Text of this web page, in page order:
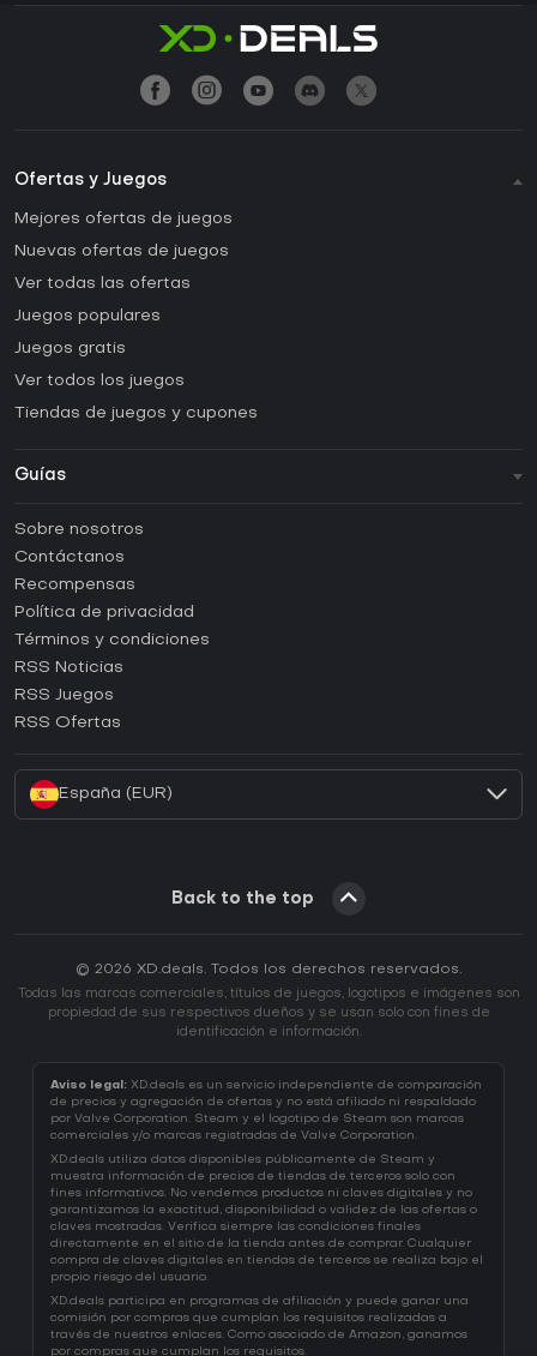
Ofertas y Juegos
Mejores ofertas de juegos
Nuevas ofertas de juegos
Ver todas las ofertas
Juegos populares
Juegos gratis
Ver todos los juegos
Tiendas de juegos y cupones
Guías
Guías y tutoriales
¿Cómo activar una CD Key de Steam?
¿Cómo activar una CD Key de Epic Games?
¿Cómo activar una CD Key de GOG?
¿Cómo activar una CD Key de Ubisoft Connect?
Sobre nosotros
Contáctanos
Recompensas
Política de privacidad
Términos y condiciones
RSS Noticias
RSS Juegos
RSS Ofertas
España (EUR)
Back to the top
© 2026 XD.deals. Todos los derechos reservados.
Todas las marcas comerciales, títulos de juegos, logotipos e imágenes son
propiedad de sus respectivos dueños y se usan solo con fines de
identificación e información.
Aviso legal: XD.deals es un servicio independiente de comparación
de precios y agregación de ofertas y no está afiliado ni respaldado
por Valve Corporation. Steam y el logotipo de Steam son marcas
comerciales y/o marcas registradas de Valve Corporation.
XD.deals utiliza datos disponibles públicamente de Steam y
muestra información de precios de tiendas de terceros solo con
fines informativos. No vendemos productos ni claves digitales y no
garantizamos la exactitud, disponibilidad o validez de las ofertas o
claves mostradas. Verifica siempre las condiciones finales
directamente en el sitio de la tienda antes de comprar. Cualquier
compra de claves digitales en tiendas de terceros se realiza bajo el
propio riesgo del usuario.
XD.deals participa en programas de afiliación y puede ganar una
comisión por compras que cumplan los requisitos realizadas a
través de nuestros enlaces. Como asociado de Amazon, ganamos
por compras que cumplan los requisitos.